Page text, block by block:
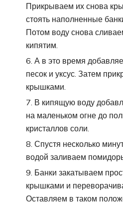
Прикрываем их снова
стоять наполненные
Потом воду снова
кипятим.
А в это время
песок и уксус. Затем
крышками.
В кипящую воду
на маленьком огне до
кристаллов соли.
Спустя несколько
водой заливаем
Банки закатываем
крышками и
Оставляем в таком